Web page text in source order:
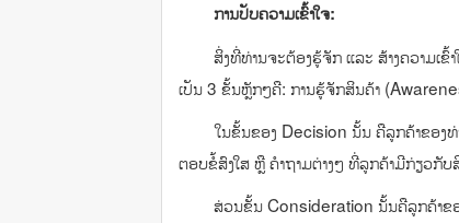
ການປັບຄວາມເຂົ້າໃຈ:
ສິ່ງທີ່ທ່ານຈະຕ້ອງຮູ້ຈັກ ແລະ ສ້າງຄວາມເຂົ້າ
ເປັນ 3 ຂັ້ນຫຼັກໆຄື: ການຮູ້ຈັກສິນຄ້າ
ໃນຂັ້ນຂອງ Decision ນັ້ນ ຄືລູກຄ້າຂອງທ່
ຕອບຂໍ້ສົງໃສ ຫຼື ຄຳຖາມຕ່າງໆ ທີ່ລູກຄ້າມີກ່ຽວກັບ
ສ່ວນຂັ້ນ Consideration ນັ້ນຄືລູກຄ້າຂອງ